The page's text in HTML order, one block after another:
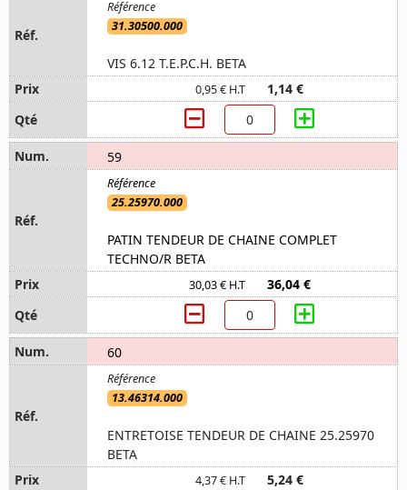
31.30500.000
VIS 6.12 T.E.P.C.H. BETA
0,95 € H.T 1,14 €
59
25.25970.000
PATIN TENDEUR DE CHAINE COMPLET
TECHNO/R BETA
30,03 € H.T 36,04 €
60
13.46314.000
ENTRETOISE TENDEUR DE CHAINE 25.25970
BETA
4,37 € H.T 5,24 €